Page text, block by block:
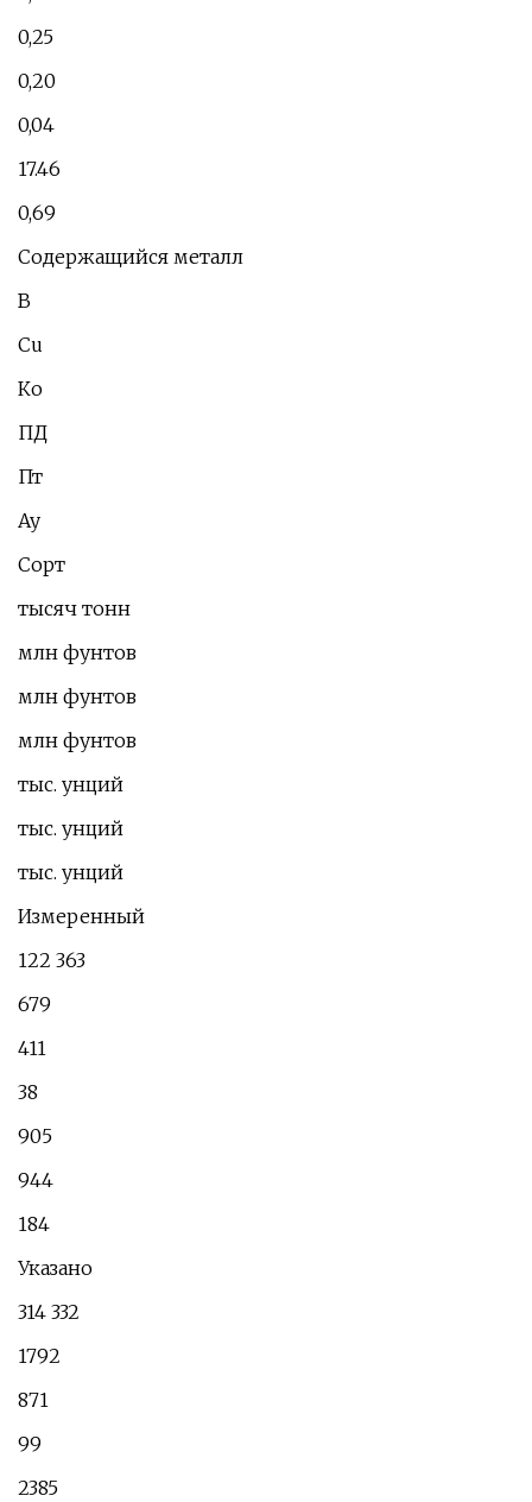
0,25
0,20
0,04
17.46
0,69
Содержащийся металл
В
Cu
Ко
ПД
Пт
Ау
Сорт
тысяч тонн
млн фунтов
млн фунтов
млн фунтов
тыс. унций
тыс. унций
тыс. унций
Измеренный
122 363
679
411
38
905
944
184
Указано
314 332
1792
871
99
2385